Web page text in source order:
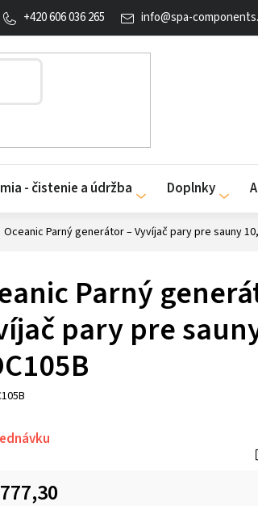
info@spa-
+420 606 036 265
- čistenie a údržba Doplnky
Oceanic Parný generátor – Vyvíjač pary pre sauny
Parný
pary pre